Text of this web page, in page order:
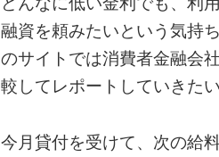
融資を頼みたいという気持
のサイトでは消費者金融会
較してレポートしていきた
今月貸付を受けて、次の給